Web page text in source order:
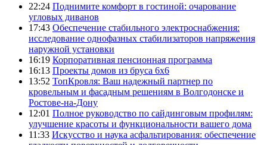
22:24 Поднимите комфорт в гостиной: очарование
угловых диванов
17:43 Обеспечение стабильного электроснабжения:
исследование однофазных стабилизаторов напряжения
наружной установки
16:19 Корпоративная пенсионная программа
16:13 Проекты домов из бруса 6х6
13:52 ТопКровля: Ваш надежный партнер по
кровельным и фасадным решениям в Волгодонске и
Ростове-на-Дону
12:01 Полное руководство по сайдинговым профилям:
улучшение красоты и функциональности вашего дома
11:33 Искусство и наука асфальтирования: обеспечение